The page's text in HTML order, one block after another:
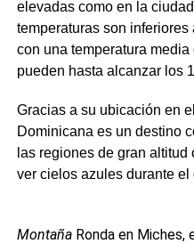
elevadas como en la
temperaturas son
con una temperatura
pueden hasta alcanzar los
Gracias a su ubicación en
Dominicana es un destino
las regiones de gran
ver cielos azules durante el
MontañaRonda en Miches,